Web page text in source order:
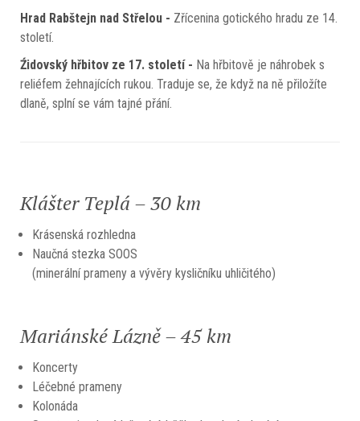
Hrad Rabštejn nad Střelou - Zřícenina gotického hradu ze 14.
století.
Źidovský hřbitov ze 17. století - Na hřbitově je náhrobek s
reliéfem žehnajících rukou. Traduje se, že když na ně přiložíte
dlaně, splní se vám tajné přání.
Klášter Teplá – 30 km
Krásenská rozhledna
Naučná stezka SOOS
(minerální prameny a vývěry kysličníku uhličitého)
Mariánské Lázně – 45 km
Koncerty
Léčebné prameny
Kolonáda